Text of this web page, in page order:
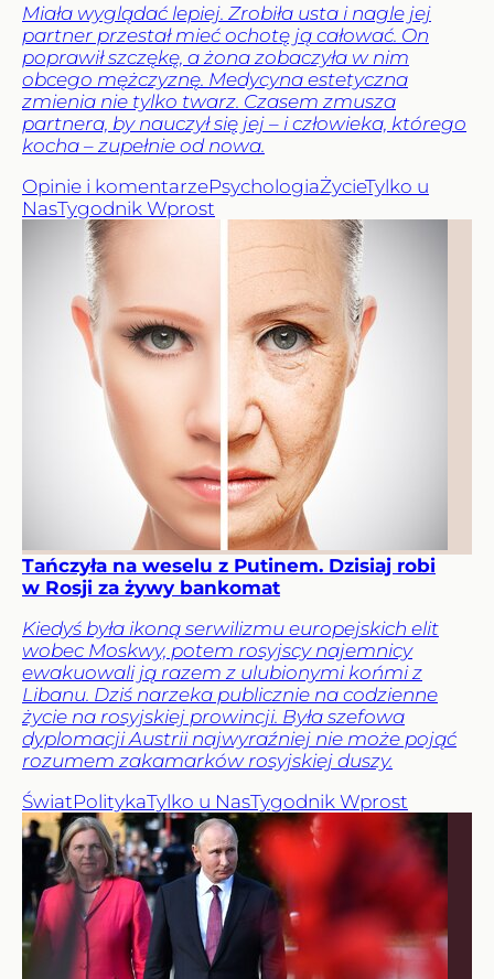
Miała wyglądać lepiej. Zrobiła usta i nagle jej
partner przestał mieć ochotę ją całować. On
poprawił szczękę, a żona zobaczyła w nim
obcego mężczyznę. Medycyna estetyczna
zmienia nie tylko twarz. Czasem zmusza
partnera, by nauczył się jej – i człowieka, którego
kocha – zupełnie od nowa.
Opinie i komentarzePsychologiaŻycieTylko u
NasTygodnik Wprost
Tańczyła na weselu z Putinem. Dzisiaj robi
w Rosji za żywy bankomat
Kiedyś była ikoną serwilizmu europejskich elit
wobec Moskwy, potem rosyjscy najemnicy
ewakuowali ją razem z ulubionymi końmi z
Libanu. Dziś narzeka publicznie na codzienne
życie na rosyjskiej prowincji. Była szefowa
dyplomacji Austrii najwyraźniej nie może pojąć
rozumem zakamarków rosyjskiej duszy.
ŚwiatPolitykaTylko u NasTygodnik Wprost